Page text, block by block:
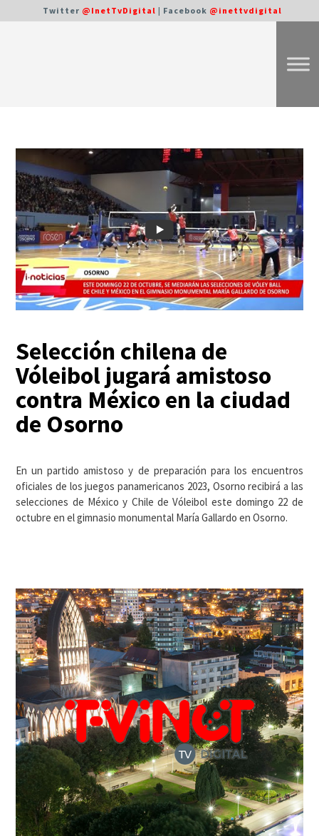
Twitter @InetTvDigital | Facebook @inettvdigital
Selección chilena de
Vóleibol jugará amistoso
contra México en la ciudad
de Osorno
En un partido amistoso y de preparación para los encuentros
oficiales de los juegos panamericanos 2023, Osorno recibirá a las
selecciones de México y Chile de Vóleibol este domingo 22 de
octubre en el gimnasio monumental María Gallardo en Osorno.